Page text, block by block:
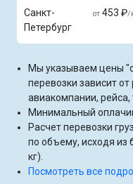
Санкт-
Петербург
от 453 ₽/
Мы указываем цены
перевозки зависит
авиакомпании, рейса,
Минимальный
Расчет перевозки
по объему, исходя из
кг).
Посмотреть все